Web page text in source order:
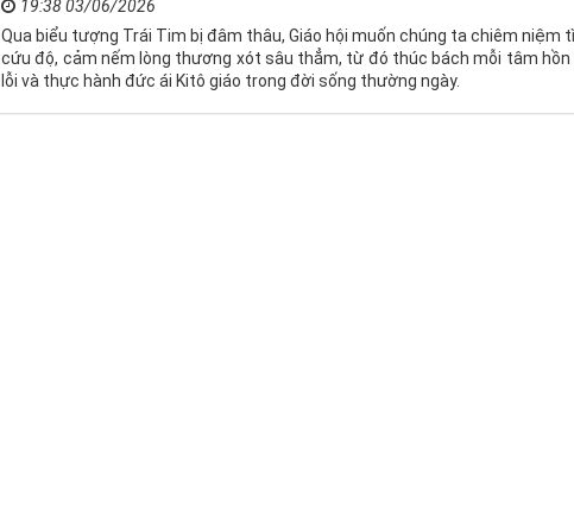
19:38 03/06/2026
Qua biểu tượng Trái Tim bị đâm thâu, Giáo hội muốn chúng ta chiêm niệm
cứu độ, cảm nếm lòng thương xót sâu thẳm, từ đó thúc bách mỗi tâm
lỗi và thực hành đức ái Kitô giáo trong đời sống thường ngày.